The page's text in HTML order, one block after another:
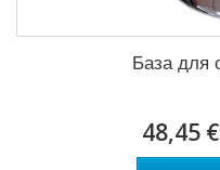
База для
48,45 €